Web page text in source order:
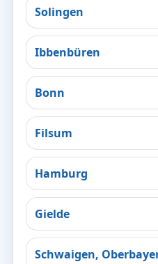
Solingen
Ibbenbüren
Bonn
Filsum
Hamburg
Gielde
Schwaigen,